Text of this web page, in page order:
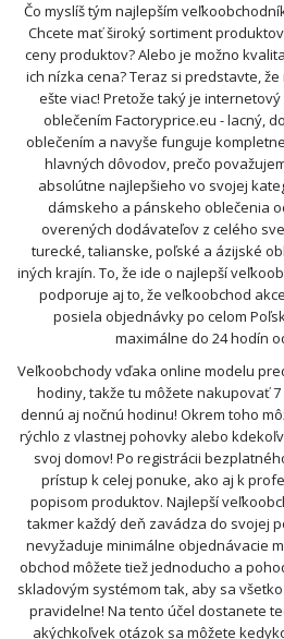
Čo myslíš tým najlepším
Chcete mať široký sortiment
ceny produktov? Alebo je možno
ich nízka cena? Teraz si predstavte,
ešte viac! Pretože taký je
oblečením Factoryprice.eu - lacný,
oblečením a navyše funguje
hlavných dôvodov, prečo
absolútne najlepšieho vo svojej
dámskeho a pánskeho oblečenia
overených dodávateľov z celého
turecké, talianske, poľské a ázijské
iných krajín. To, že ide o najlepší
podporuje aj to, že veľkoobchod
posiela objednávky po celom
maximálne do 24 hodín
Veľkoobchody vďaka online modelu
hodiny, takže tu môžete nakupovať
dennú aj nočnú hodinu! Okrem toho
rýchlo z vlastnej pohovky alebo
svoj domov! Po registrácii
prístup k celej ponuke, ako aj k
popisom produktov. Najlepší
takmer každý deň zavádza do svojej
nevyžaduje minimálne objednávacie
obchod môžete tiež jednoducho a
skladovým systémom tak, aby sa
pravidelne! Na tento účel dostanete
akýchkoľvek otázok sa môžete